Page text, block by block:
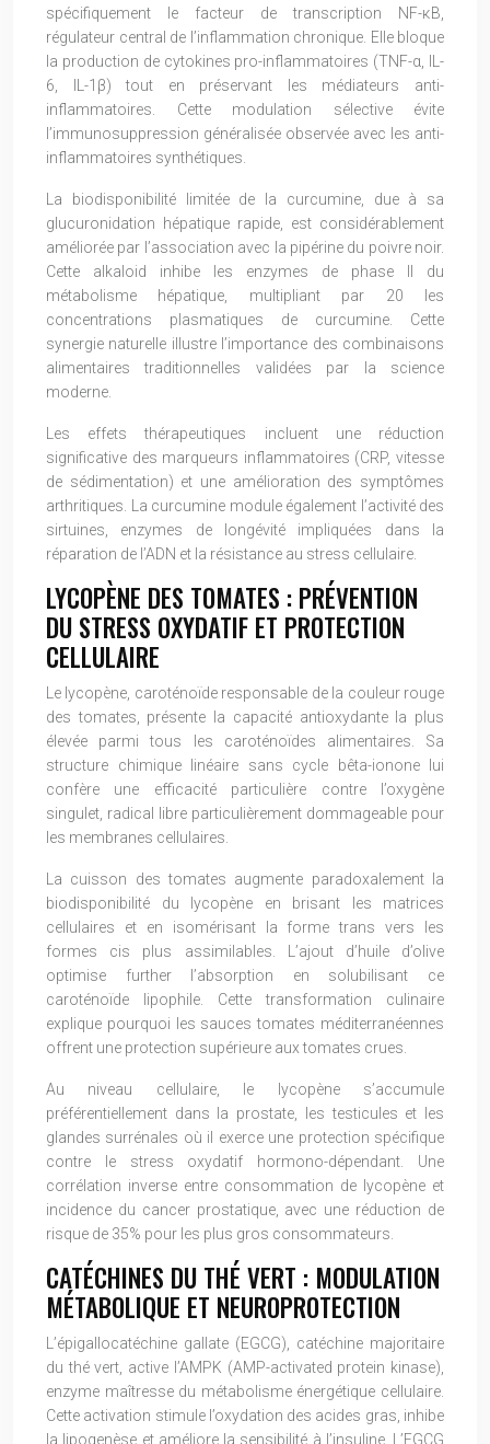
spécifiquement le facteur de transcription NF-κB,
régulateur central de l’inflammation chronique. Elle bloque
la production de cytokines pro-inflammatoires (TNF-α, IL-
6, IL-1β) tout en préservant les médiateurs anti-
inflammatoires. Cette modulation sélective évite
l’immunosuppression généralisée observée avec les anti-
inflammatoires synthétiques.
La biodisponibilité limitée de la curcumine, due à sa
glucuronidation hépatique rapide, est considérablement
améliorée par l’association avec la pipérine du poivre noir.
Cette alkaloid inhibe les enzymes de phase II du
métabolisme hépatique, multipliant par 20 les
concentrations plasmatiques de curcumine. Cette
synergie naturelle illustre l’importance des combinaisons
alimentaires traditionnelles validées par la science
moderne.
Les effets thérapeutiques incluent une réduction
significative des marqueurs inflammatoires (CRP, vitesse
de sédimentation) et une amélioration des symptômes
arthritiques. La curcumine module également l’activité des
sirtuines, enzymes de longévité impliquées dans la
réparation de l’ADN et la résistance au stress cellulaire.
LYCOPÈNE DES TOMATES : PRÉVENTION
DU STRESS OXYDATIF ET PROTECTION
CELLULAIRE
Le lycopène, caroténoïde responsable de la couleur rouge
des tomates, présente la capacité antioxydante la plus
élevée parmi tous les caroténoïdes alimentaires. Sa
structure chimique linéaire sans cycle bêta-ionone lui
confère une efficacité particulière contre l’oxygène
singulet, radical libre particulièrement dommageable pour
les membranes cellulaires.
La cuisson des tomates augmente paradoxalement la
biodisponibilité du lycopène en brisant les matrices
cellulaires et en isomérisant la forme trans vers les
formes cis plus assimilables. L’ajout d’huile d’olive
optimise further l’absorption en solubilisant ce
caroténoïde lipophile. Cette transformation culinaire
explique pourquoi les sauces tomates méditerranéennes
offrent une protection supérieure aux tomates crues.
Au niveau cellulaire, le lycopène s’accumule
préférentiellement dans la prostate, les testicules et les
glandes surrénales où il exerce une protection spécifique
contre le stress oxydatif hormono-dépendant. Une
corrélation inverse entre consommation de lycopène et
incidence du cancer prostatique, avec une réduction de
risque de 35% pour les plus gros consommateurs.
CATÉCHINES DU THÉ VERT : MODULATION
MÉTABOLIQUE ET NEUROPROTECTION
L’épigallocatéchine gallate (EGCG), catéchine majoritaire
du thé vert, active l’AMPK (AMP-activated protein kinase),
enzyme maîtresse du métabolisme énergétique cellulaire.
Cette activation stimule l’oxydation des acides gras, inhibe
la lipogenèse et améliore la sensibilité à l’insuline. L’EGCG